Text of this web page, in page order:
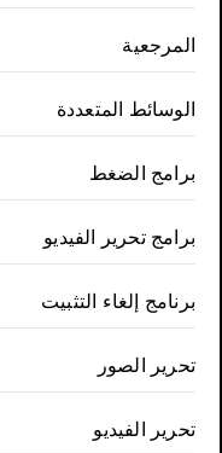
المرجعية
الوسائط المتعددة
برامج الضغط
برامج تحرير الفيديو
برنامج إلغاء التثبيت
تحرير الصور
تحرير الفيديو